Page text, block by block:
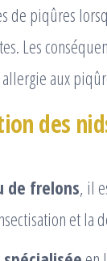
piqûres
Les
aux
des
de frelons, il
et la